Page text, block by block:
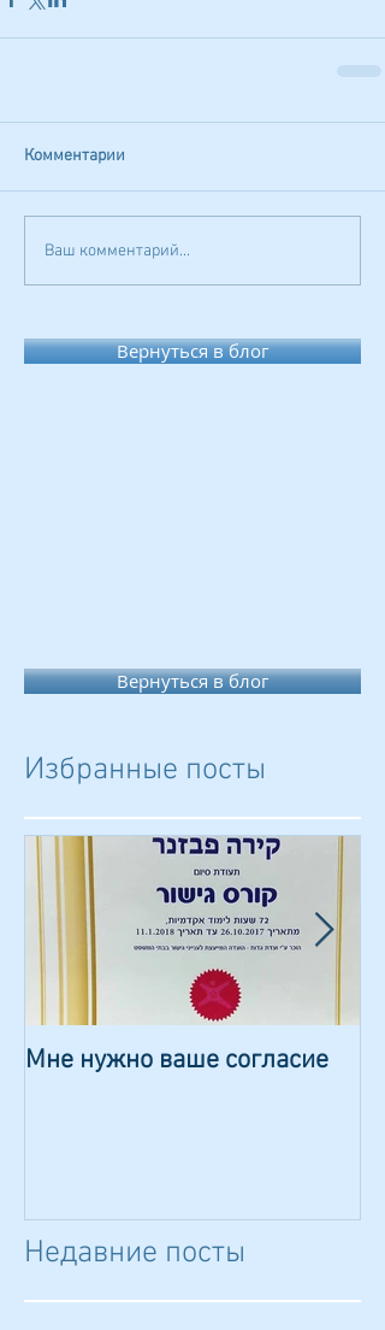
Комментарии
Ваш комментарий...
Вернуться в блог
Вернуться в блог
Избранные посты
Мне нужно ваше согласие
Недавние посты